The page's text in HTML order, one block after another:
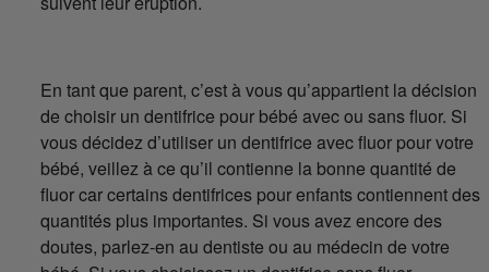
En tant que parent, c’est à vous qu’appartient la décision
de choisir un dentifrice pour bébé avec ou sans fluor. Si
vous décidez d’utiliser un dentifrice avec fluor pour votre
bébé, veillez à ce qu’il contienne la bonne quantité de
fluor car certains dentifrices pour enfants contiennent des
quantités plus importantes. Si vous avez encore des
doutes, parlez-en au dentiste ou au médecin de votre